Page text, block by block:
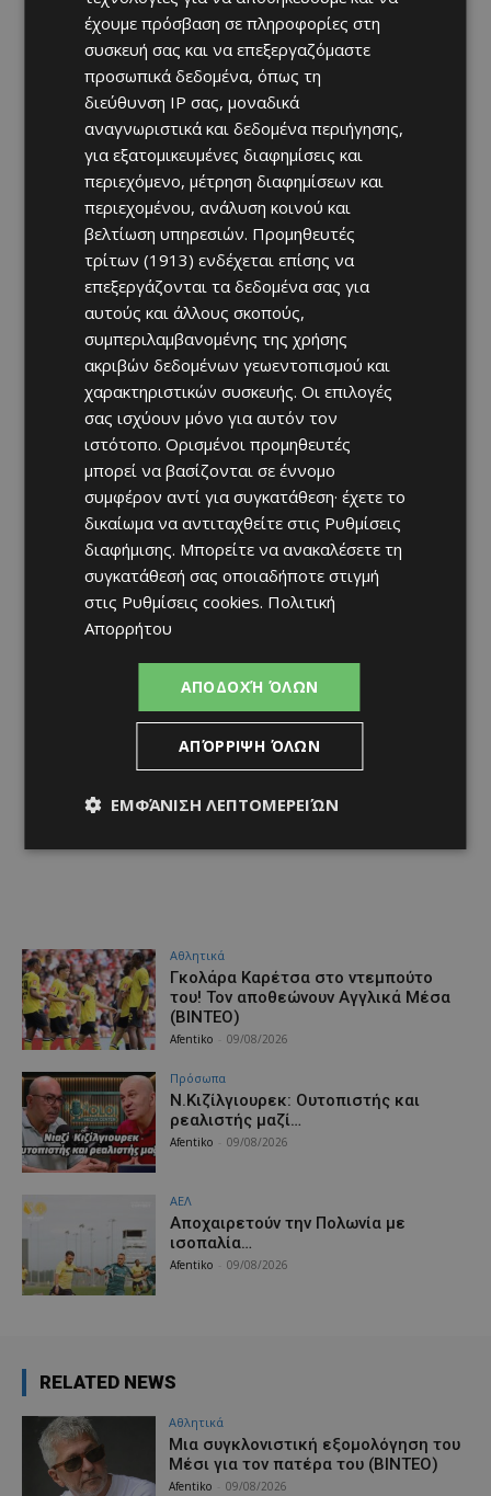
Αθλητικά
Γκολάρα Καρέτσα στο ντεμπούτο
του! Τον αποθεώνουν Αγγλικά Μέσα
(ΒΙΝΤΕΟ)
Afentiko 09/08/2026
Πρόσωπα
Ν.Κιζίλγιουρεκ: Ουτοπιστής και
ρεαλιστής μαζί…
Afentiko 09/08/2026
ΑΕΛ
Aποχαιρετούν την Πολωνία με
ισοπαλία…
Afentiko 09/08/2026
RELATED NEWS
Αθλητικά
Μια συγκλονιστική εξομολόγηση του
Μέσι για τον πατέρα του (ΒΙΝΤΕΟ)
Afentiko 09/08/2026
έχουμε πρόσβαση σε πληροφορίες στη
συσκευή σας και να επεξεργαζόμαστε
προσωπικά δεδομένα, όπως τη
διεύθυνση IP σας, μοναδικά
αναγνωριστικά και δεδομένα περιήγησης,
για εξατομικευμένες διαφημίσεις και
περιεχόμενο, μέτρηση διαφημίσεων και
περιεχομένου, ανάλυση κοινού και
βελτίωση υπηρεσιών. Προμηθευτές
τρίτων (1913) ενδέχεται επίσης να
επεξεργάζονται τα δεδομένα σας για
αυτούς και άλλους σκοπούς,
συμπεριλαμβανομένης της χρήσης
ακριβών δεδομένων γεωεντοπισμού και
χαρακτηριστικών συσκευής. Οι επιλογές
σας ισχύουν μόνο για αυτόν τον
ιστότοπο. Ορισμένοι προμηθευτές
μπορεί να βασίζονται σε έννομο
συμφέρον αντί για συγκατάθεση· έχετε το
δικαίωμα να αντιταχθείτε στις Ρυθμίσεις
διαφήμισης. Μπορείτε να ανακαλέσετε τη
συγκατάθεσή σας οποιαδήποτε στιγμή
στις Ρυθμίσεις cookies. Πολιτική
Απορρήτου
ΑΠΟΔΟΧΉ ΌΛΩΝ
ΑΠΌΡΡΙΨΗ ΌΛΩΝ
ΕΜΦΆΝΙΣΗ ΛΕΠΤΟΜΕΡΕΙΏΝ